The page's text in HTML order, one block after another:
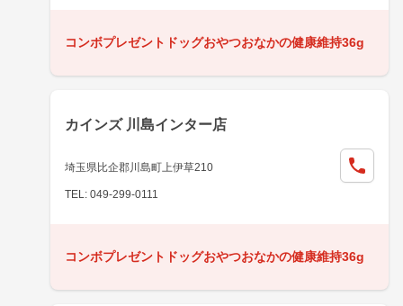
コンボプレゼントドッグおやつおなかの健康維持36g
カインズ 川島インター店
埼玉県比企郡川島町上伊草210
TEL: 049-299-0111
コンボプレゼントドッグおやつおなかの健康維持36g